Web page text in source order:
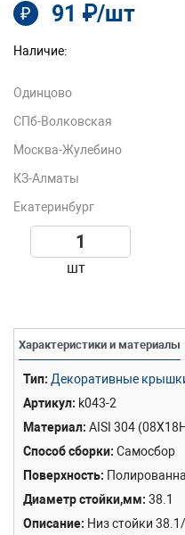
₽ 91 ₽/шт
Наличие:
Одинцово
СПб-Волковская
Москва-Жулебино
КЗ-Алматы
Екатеринбург
шт
Характеристики и материалы
Тип Декоративные
Артикул k043-2
Материал AISI 304
Способ сборки Самосбор
Поверхность
Диаметр стойки,мм 38.1
Описание Низ стойки